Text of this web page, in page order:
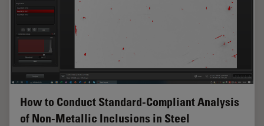
How to Conduct Standard-Compliant Analysis
of Non-Metallic Inclusions in Steel